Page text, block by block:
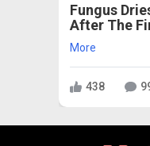
Fungus
After The
More
438